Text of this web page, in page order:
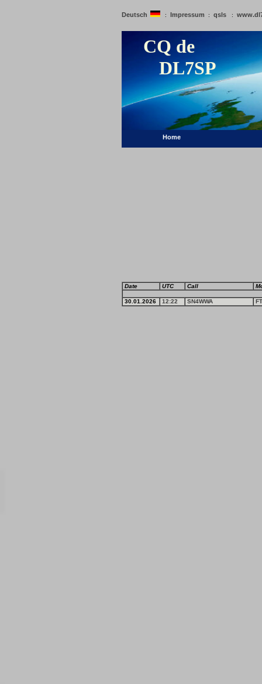
Deutsch : Impressum : qsls :
CQ de
DL7SP
Home
Date UTC Call
30.01.2026 12:22 SN4WWA